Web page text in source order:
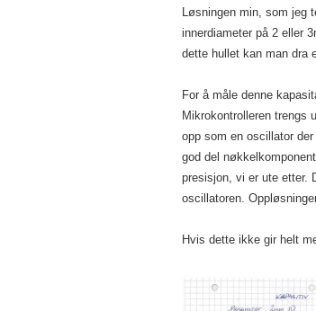
Løsningen min, som jeg
innerdiameter på 2 eller
dette hullet kan man dra
For å måle denne
Mikrokontrolleren trengs
opp som en oscillator
god del
presisjon, vi er ute etter.
oscillatoren.
Hvis dette ikke gir helt